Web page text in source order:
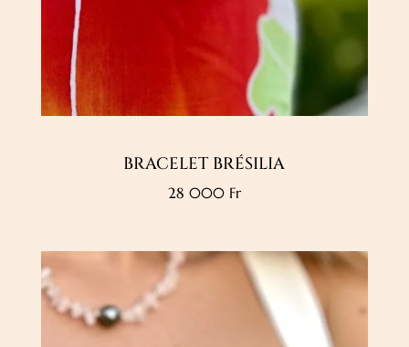
BRACELET BRÉSILIA
28 000 Fr